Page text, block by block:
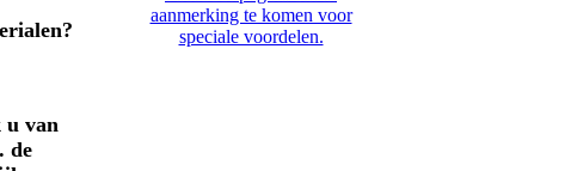
u van
de
aanmerking te komen voor
speciale voordelen.